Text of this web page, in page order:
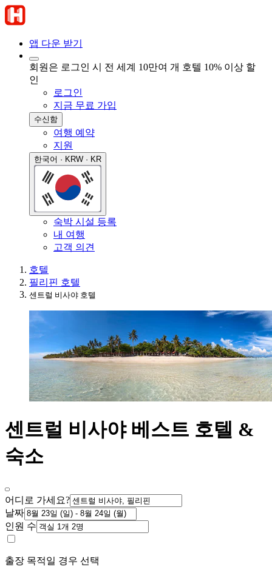
앱 다운 받기
회원은 로그인 시 전 세계 10만여 개 호텔 10% 이상 할
인
로그인
지금 무료 가입
수신함
여행 예약
지원
한국어 · KRW · KR
숙박 시설 등록
내 여행
고객 의견
호텔
필리핀 호텔
센트럴 비사야 호텔
센트럴 비사야 베스트 호텔 &
숙소
어디로 가세요?
날짜
인원 수
출장 목적일 경우 선택